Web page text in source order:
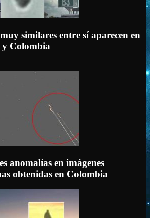
similares entre sí aparecen en
Colombia
anomalías en imágenes
obtenidas en Colombia